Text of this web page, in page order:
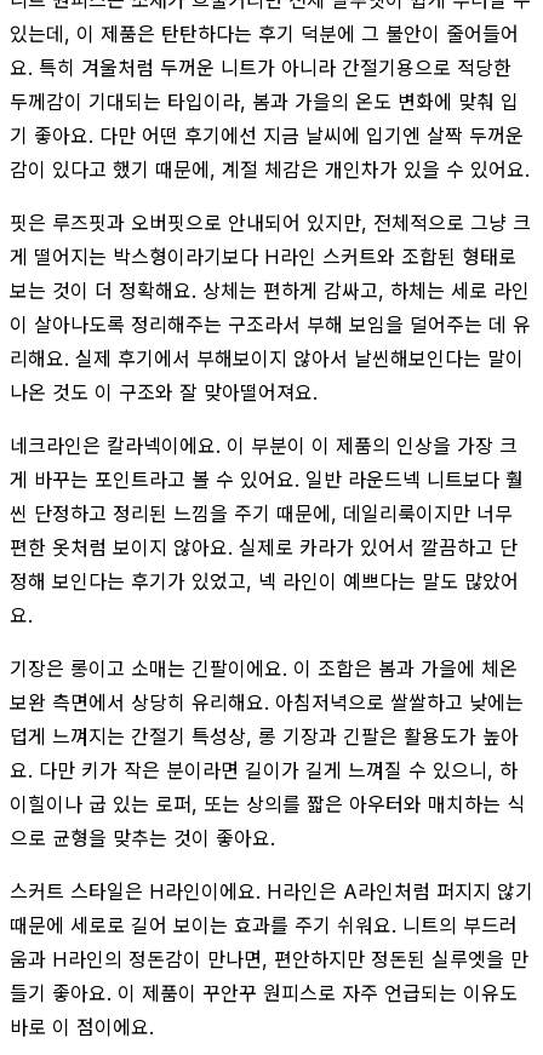
있는데, 이 제품은 탄탄하다는 후기 덕분에 그 불안이 줄어들어
요. 특히 겨울처럼 두꺼운 니트가 아니라 간절기용으로 적당한
두께감이 기대되는 타입이라, 봄과 가을의 온도 변화에 맞춰 입
기 좋아요. 다만 어떤 후기에선 지금 날씨에 입기엔 살짝 두꺼운
감이 있다고 했기 때문에, 계절 체감은 개인차가 있을 수 있어요.
핏은 루즈핏과 오버핏으로 안내되어 있지만, 전체적으로 그냥 크
게 떨어지는 박스형이라기보다 H라인 스커트와 조합된 형태로
보는 것이 더 정확해요. 상체는 편하게 감싸고, 하체는 세로 라인
이 살아나도록 정리해주는 구조라서 부해 보임을 덜어주는 데 유
리해요. 실제 후기에서 부해보이지 않아서 날씬해보인다는 말이
나온 것도 이 구조와 잘 맞아떨어져요.
네크라인은 칼라넥이에요. 이 부분이 이 제품의 인상을 가장 크
게 바꾸는 포인트라고 볼 수 있어요. 일반 라운드넥 니트보다 훨
씬 단정하고 정리된 느낌을 주기 때문에, 데일리룩이지만 너무
편한 옷처럼 보이지 않아요. 실제로 카라가 있어서 깔끔하고 단
정해 보인다는 후기가 있었고, 넥 라인이 예쁘다는 말도 많았어
요.
기장은 롱이고 소매는 긴팔이에요. 이 조합은 봄과 가을에 체온
보완 측면에서 상당히 유리해요. 아침저녁으로 쌀쌀하고 낮에는
덥게 느껴지는 간절기 특성상, 롱 기장과 긴팔은 활용도가 높아
요. 다만 키가 작은 분이라면 길이가 길게 느껴질 수 있으니, 하
이힐이나 굽 있는 로퍼, 또는 상의를 짧은 아우터와 매치하는 식
으로 균형을 맞추는 것이 좋아요.
스커트 스타일은 H라인이에요. H라인은 A라인처럼 퍼지지 않기
때문에 세로로 길어 보이는 효과를 주기 쉬워요. 니트의 부드러
움과 H라인의 정돈감이 만나면, 편안하지만 정돈된 실루엣을 만
들기 좋아요. 이 제품이 꾸안꾸 원피스로 자주 언급되는 이유도
바로 이 점이에요.